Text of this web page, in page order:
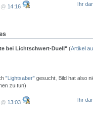
14:16 Ihr
bei Lichtschwert-Duell" (Artikel
"Lightsaber" gesucht, Bild hat also
zu tun)
13:03 Ihr